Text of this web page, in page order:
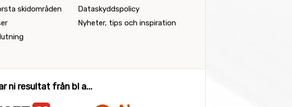
skidområden
Dataskyddspolicy
Nyheter, tips och inspiration
ni resultat från bl a...